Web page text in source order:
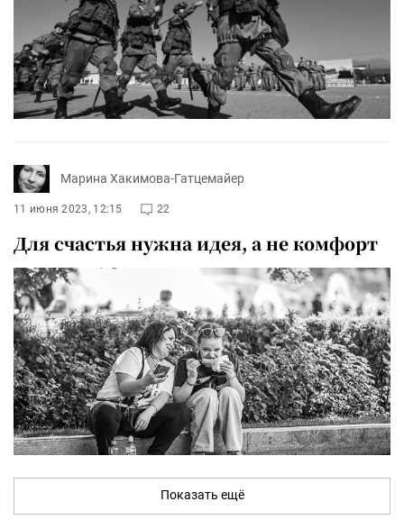
Марина Хакимова-Гатцемайер
11 июня 2023, 12:15 22
Для счастья нужна идея, а не комфорт
Показать ещё